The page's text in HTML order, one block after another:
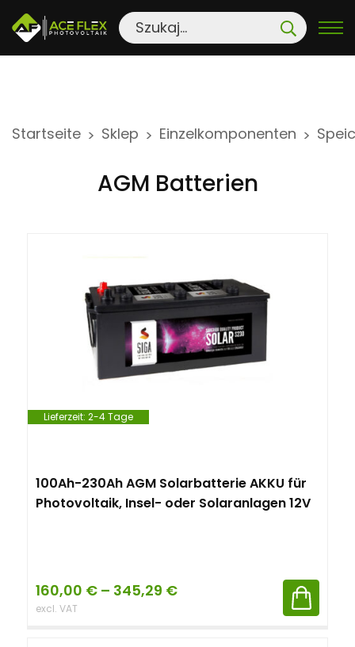
Startseite > Sklep > Einzelkomponenten >
AGM Batterien
Lieferzeit: 2-4 Tage
100Ah-230Ah AGM Solarbatterie AKKU für
Photovoltaik, Insel- oder Solaranlagen 12V
160,00 € – 345,29 €
excl. VAT